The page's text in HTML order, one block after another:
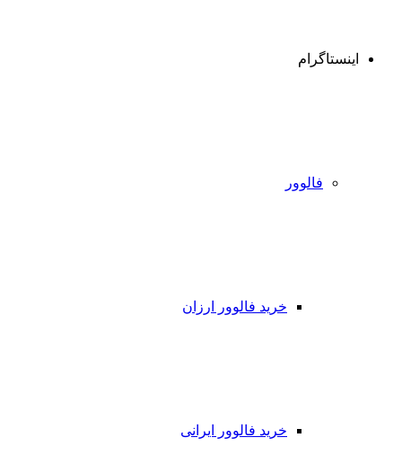
اینستاگرام
فالوور
خرید فالوور ارزان
خرید فالوور ایرانی